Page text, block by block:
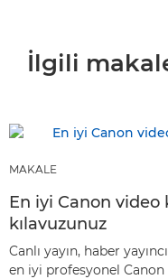
İlgili
MAKALE
En iyi Canon video
kılavuzunuz
Canlı yayın, haber
en iyi profesyonel